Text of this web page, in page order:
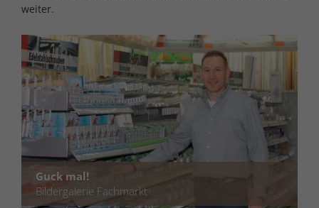
weiter.
Guck mal!
Bildergalerie Fachmarkt